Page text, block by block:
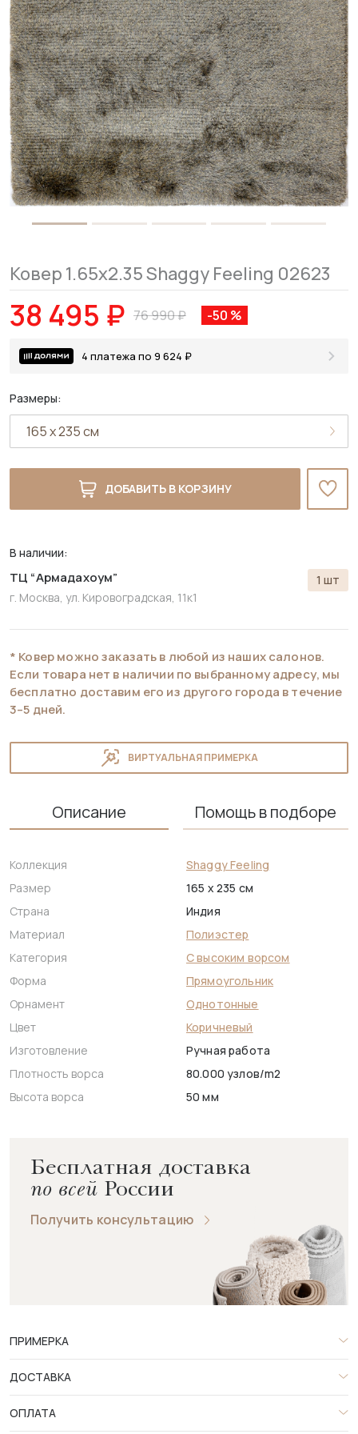
Ковер 1.65x2.35 Shaggy Feeling 02623
38 495 ₽ 76 990 ₽ -50 %
4 платежа по 9 624 ₽
Размеры:
ДОБАВИТЬ В КОРЗИНУ
В наличии:
ТЦ “Армадахоум”
г. Москва, ул. Кировоградская, 11к1
1 шт
* Ковер можно заказать в любой из наших салонов.
Если товара нет в наличии по выбранному адресу, мы
бесплатно доставим его из другого города в течение
3–5 дней.
ВИРТУАЛЬНАЯ ПРИМЕРКА
Описание Помощь в подборе
Коллекция
Shaggy Feeling
Размер
165 x 235 см
Страна
Индия
Материал
Полиэстер
Категория
С высоким ворсом
Форма
Прямоугольник
Орнамент
Однотонные
Цвет
Коричневый
Изготовление
Ручная работа
Плотность ворса
80.000 узлов/m2
Высота ворса
50 мм
Бесплатная доставка
по всей России
Получить консультацию
ПРИМЕРКА
ДОСТАВКА
ОПЛАТА